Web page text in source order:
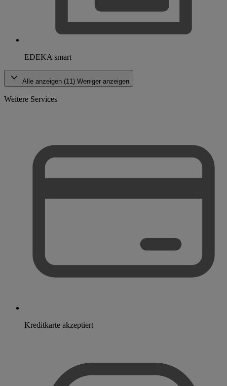
EDEKA smart
Alle anzeigen (11) Weniger anzeigen
Weitere Services
Kreditkarte akzeptiert